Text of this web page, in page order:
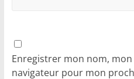
Enregistrer mon nom,
navigateur pour mon